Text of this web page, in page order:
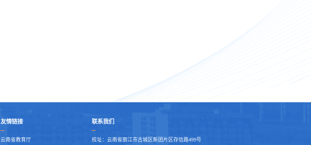
友情链接
云南省教育厅
联系我们
校址：云南省丽江市古城区新团片区存信路499号